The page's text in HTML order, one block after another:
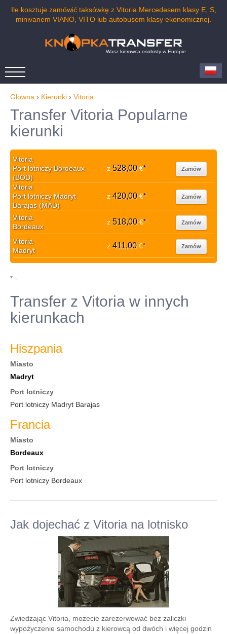
Ile kosztuje zamówić taksówkę z Vitoria Mercedesem klasy E, S,
minivanem VIANO, VITO lub autobusem klasy ekonomicznej.
Wasz kierowca osobisty w Europie
Glowna › Kierunki › Vitoria
Transfer Vitoria Popularne
kierunki
Vitoria
Port lotniczy Bordeaux
(BOD)
z 528,00€* Zamów
Vitoria
Port lotniczy Madryt
Barajas (MAD)
z 420,00€* Zamów
Vitoria
Bordeaux
z 518,00€* Zamów
Vitoria
Madryt
z 411,00€* Zamów
* -
Transfer z Vitoria w innych
kierunkach
Hiszpania
Miasto
Madryt
Port lotniczy
Port lotniczy Madryt Barajas
Francia
Miasto
Bordeaux
Port lotniczy
Port lotniczy Bordeaux
Jak dojechać z Vitoria na lotnisko
Zwiedzając Vitoria, możecie zarezerwować bez zaliczki
wypożyczenie samochodu z kierowcą od dwóch i więcej godzin